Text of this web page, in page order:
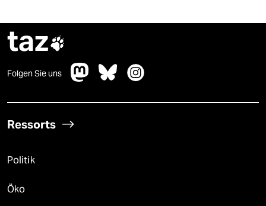
taz
Folgen Sie uns
Ressorts
Politik
Öko